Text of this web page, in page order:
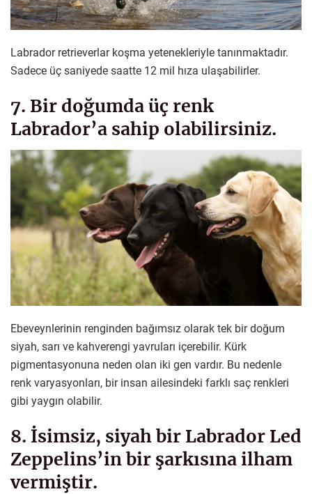
Labrador retrieverlar koşma yetenekleriyle tanınmaktadır.
Sadece üç saniyede saatte 12 mil hıza ulaşabilirler.
7. Bir doğumda üç renk
Labrador’a sahip olabilirsiniz.
Ebeveynlerinin renginden bağımsız olarak tek bir doğum
siyah, sarı ve kahverengi yavruları içerebilir. Kürk
pigmentasyonuna neden olan iki gen vardır. Bu nedenle
renk varyasyonları, bir insan ailesindeki farklı saç renkleri
gibi yaygın olabilir.
8. İsimsiz, siyah bir Labrador Led
Zeppelins’in bir şarkısına ilham
vermiştir.